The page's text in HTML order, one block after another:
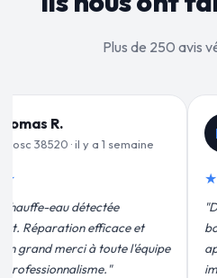
Plus de 250 avis
L.
38520 · il y a 2 semaines
pour mon WC
soir. 20 minutes
étaient là. Service
prix honnête."
JF